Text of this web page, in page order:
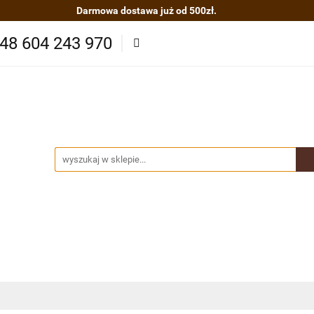
Darmowa dostawa już od 500zł.
604 243 970
herbaty Zestawy kaw i herbat Kawy